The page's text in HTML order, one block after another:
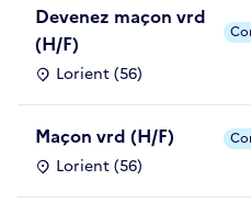
Devenez maçon vrd
(H/F)
Lorient (56)
Maçon vrd (H/F)
Lorient (56)